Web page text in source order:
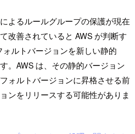
よるルールグループの保護が現在
改善されていると AWS が判断す
ォルトバージョンを新しい静的
。AWS は、その静的バージョン
ォルトバージョンに昇格させる前
ンをリリースする可能性がありま